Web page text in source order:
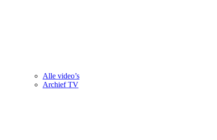
Alle video’s
Archief TV